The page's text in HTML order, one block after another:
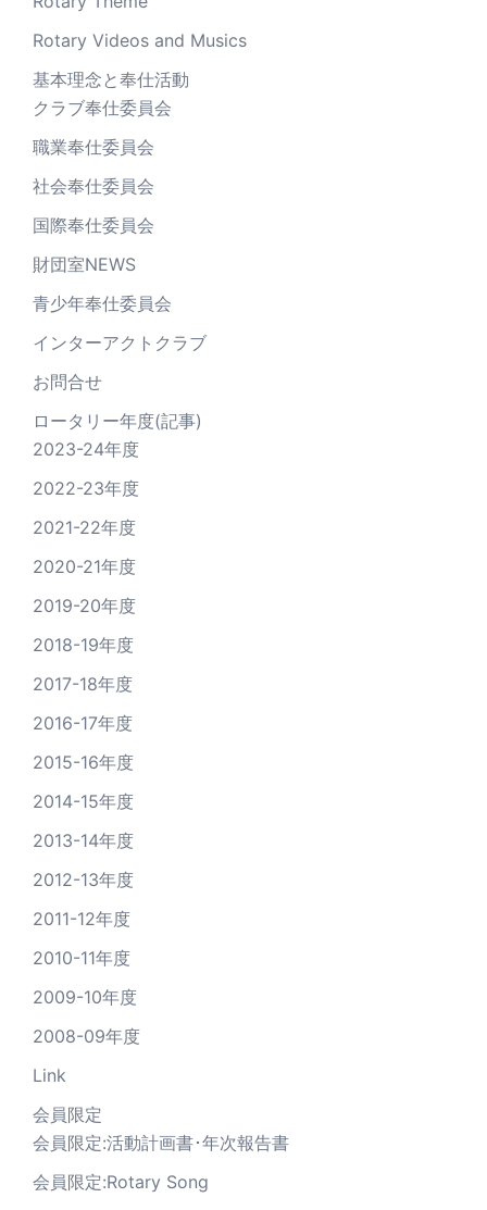
Rotary Videos and Musics
基本理念と奉仕活動
クラブ奉仕委員会
職業奉仕委員会
社会奉仕委員会
国際奉仕委員会
財団室NEWS
青少年奉仕委員会
インターアクトクラブ
お問合せ
ロータリー年度(記事)
2023-24年度
2022-23年度
2021-22年度
2020-21年度
2019-20年度
2018-19年度
2017-18年度
2016-17年度
2015-16年度
2014-15年度
2013-14年度
2012-13年度
2011-12年度
2010-11年度
2009-10年度
2008-09年度
Link
会員限定
会員限定:活動計画書･年次報告書
会員限定:Rotary Song